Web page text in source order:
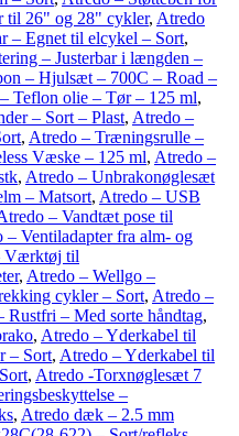
til 26" og 28" cykler, Atredo
– Egnet til elcykel – Sort,
– Justerbar i længden –
– Hjulsæt – 700C – Road –
Teflon olie – Tør – 125 ml,
– Sort – Plast, Atredo –
, Atredo – Træningsrulle –
Væske – 125 ml, Atredo –
, Atredo – Unbrakonøglesæt
– Matsort, Atredo – USB
– Vandtæt pose til
– Ventiladapter fra alm- og
Værktøj til
, Atredo – Wellgo –
cykler – Sort, Atredo –
Rustfri – Med sorte håndtag,
, Atredo – Yderkabel til
– Sort, Atredo – Yderkabel til
, Atredo -Torxnøglesæt 7
–
, Atredo dæk – 2.5 mm